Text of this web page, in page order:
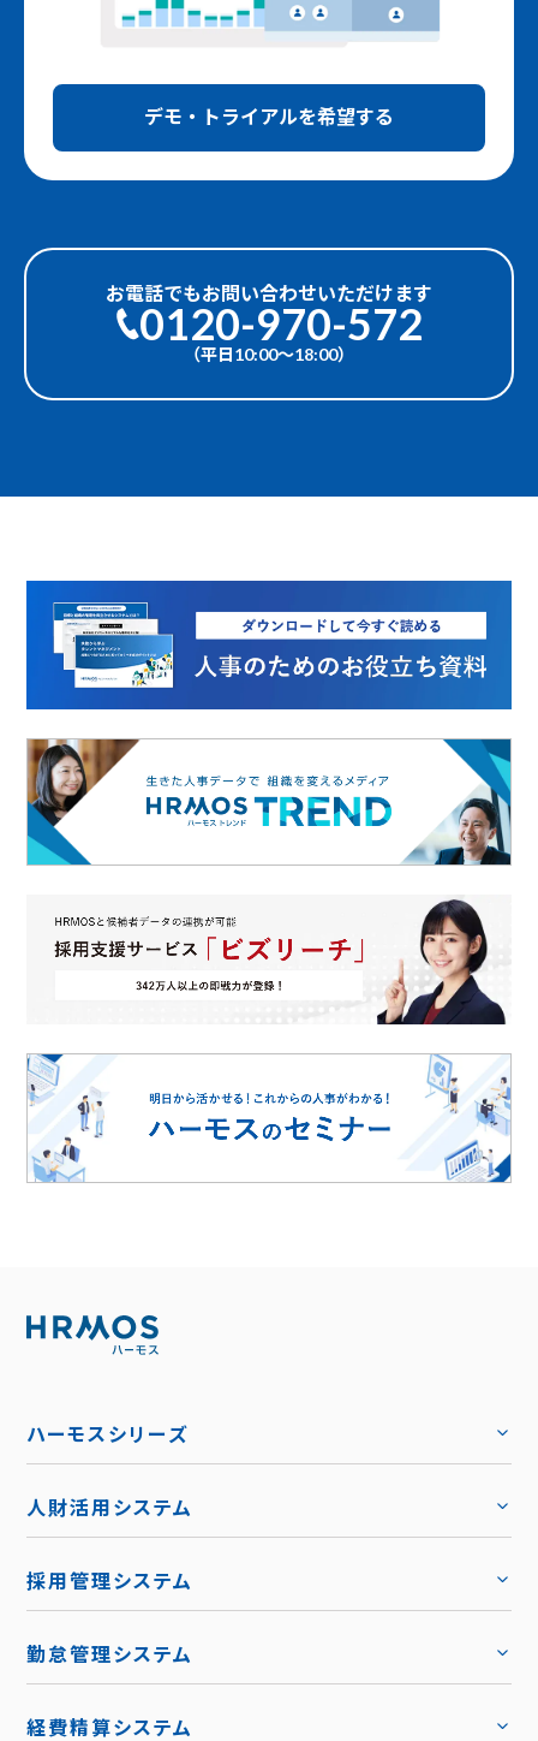
デモ・トライアルを希望する
お電話でもお問い合わせいただけます
0120-970-572
（平日10:00〜18:00）
ハーモスシリーズ
人財活用システム
採用管理システム
勤怠管理システム
経費精算システム